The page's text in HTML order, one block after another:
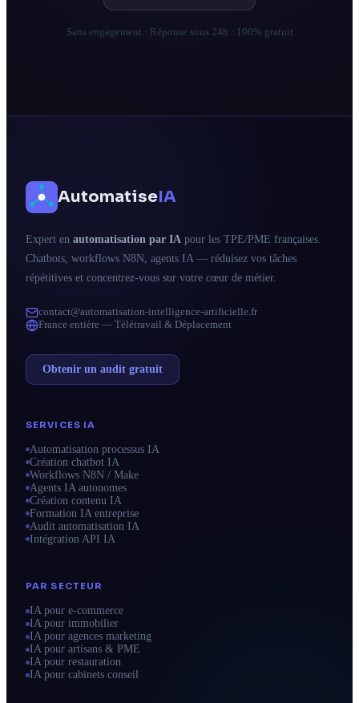
Sans engagement · Réponse sous 24h · 100% gratuit
AutomatiseIA
Expert en automatisation par IA pour les TPE/PME françaises.
Chatbots, workflows N8N, agents IA — réduisez vos tâches
répétitives et concentrez-vous sur votre cœur de métier.
contact@automatisation-intelligence-artificielle.fr
France entière — Télétravail & Déplacement
Obtenir un audit gratuit
SERVICES IA
Automatisation processus IA
Création chatbot IA
Workflows N8N / Make
Agents IA autonomes
Création contenu IA
Formation IA entreprise
Audit automatisation IA
Intégration API IA
PAR SECTEUR
IA pour e-commerce
IA pour immobilier
IA pour agences marketing
IA pour artisans & PME
IA pour restauration
IA pour cabinets conseil